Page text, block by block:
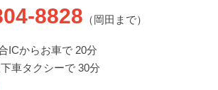
8828 （岡田まで）
ICからお車で 20分
車タクシーで 30分